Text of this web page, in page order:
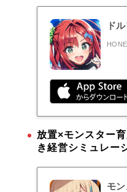
ド
放置×モンスター
き経営シミュレー
モ